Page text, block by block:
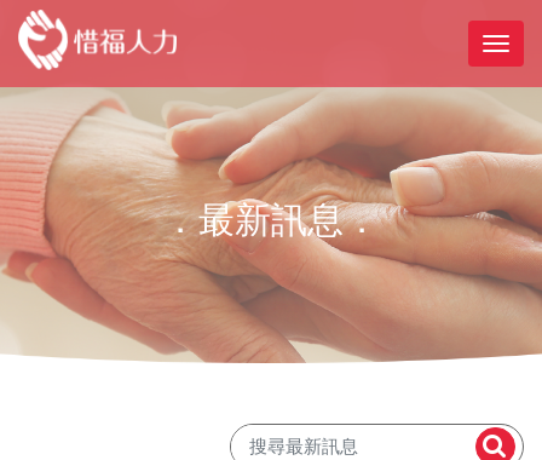
．最新訊息．